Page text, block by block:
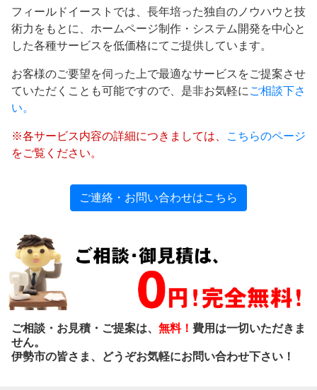
フィールドイーストでは、長年培った独自のノウハウと技
術力をもとに、ホームページ制作・システム開発を中心と
した各種サービスを低価格にてご提供しています。
お客様のご要望を伺った上で最適なサービスをご提案させ
ていただくことも可能ですので、是非お気軽に ご相談下さ
い。
※各サービス内容の詳細につきましては、
こちらのページ
をご覧ください。
ご連絡・お問い合わせはこちら
ご相談・お見積・ご提案は、 無料！ 費用は一切いただきま
せん。
伊勢市の皆さま、どうぞお気軽にお問い合わせ下さい！